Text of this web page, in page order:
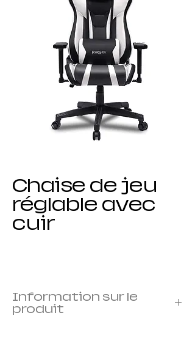
Chaise de jeu
réglable avec
cuir
Information sur le
produit